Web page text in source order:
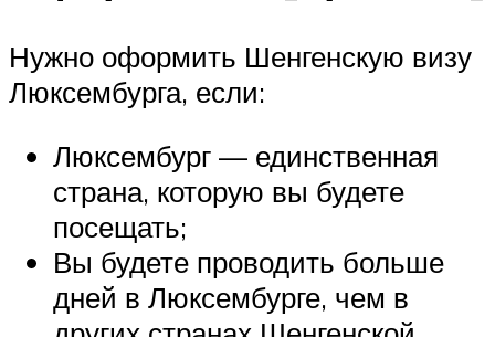
Нужно оформить Шенгенскую визу
Люксембурга, если:
Люксембург — единственная
страна, которую вы будете
посещать;
Вы будете проводить больше
дней в Люксембурге, чем в